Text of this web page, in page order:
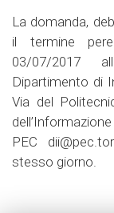
La domanda,
il termine
03/07/2017
Dipartimento di
Via del
PEC
stesso giorno.